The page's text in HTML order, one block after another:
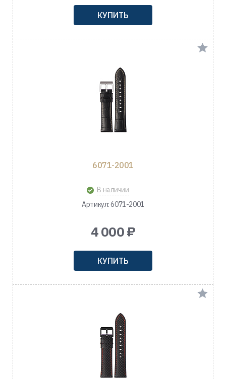
КУПИТЬ
6071-2001
В наличии
Артикул: 6071-2001
4 000 ₽
КУПИТЬ